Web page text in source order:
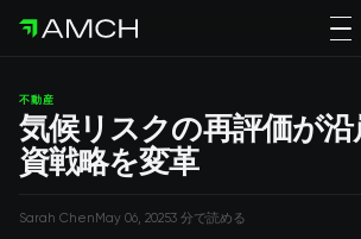
不動産
気候リスクの再評価が沿
資戦略を変革
Sarah ChenMay 06, 20253 分で読める